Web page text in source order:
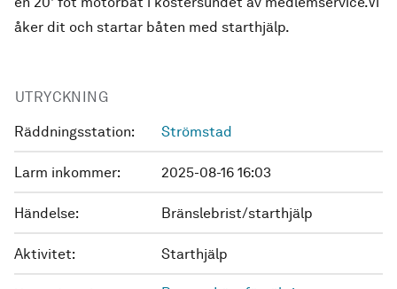
åker dit och startar båten med starthjälp.
UTRYCKNING
Räddningsstation: Strömstad
Larm inkommer: 2025-08-16 16:03
Händelse: Bränslebrist/starthjälp
Aktivitet: Starthjälp